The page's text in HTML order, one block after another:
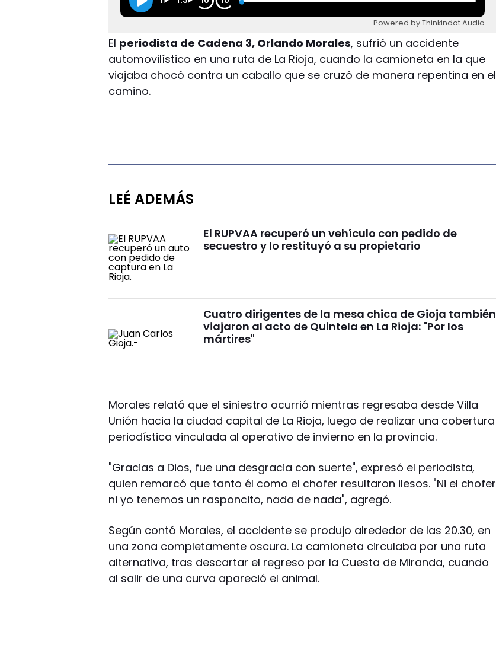
Powered by Thinkindot Audio
El periodista de Cadena 3, Orlando Morales, sufrió un accidente
automovilístico en una ruta de La Rioja, cuando la camioneta en la que
viajaba chocó contra un caballo que se cruzó de manera repentina en el
camino.
LEÉ ADEMÁS
El RUPVAA recuperó un vehículo con pedido de
secuestro y lo restituyó a su propietario
Cuatro dirigentes de la mesa chica de Gioja también
viajaron al acto de Quintela en La Rioja: "Por los
mártires"
Morales relató que el siniestro ocurrió mientras regresaba desde Villa
Unión hacia la ciudad capital de La Rioja, luego de realizar una cobertura
periodística vinculada al operativo de invierno en la provincia.
"Gracias a Dios, fue una desgracia con suerte", expresó el periodista,
quien remarcó que tanto él como el chofer resultaron ilesos. "Ni el chofer
ni yo tenemos un rasponcito, nada de nada", agregó.
Según contó Morales, el accidente se produjo alrededor de las 20.30, en
una zona completamente oscura. La camioneta circulaba por una ruta
alternativa, tras descartar el regreso por la Cuesta de Miranda, cuando
al salir de una curva apareció el animal.